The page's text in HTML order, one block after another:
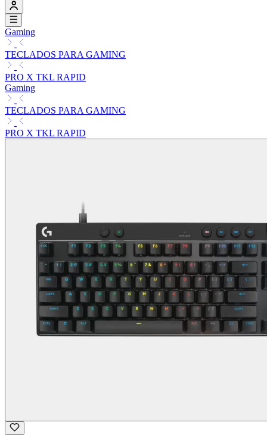
Gaming
TECLADOS PARA GAMING
PRO X TKL RAPID
Gaming
TECLADOS PARA GAMING
PRO X TKL RAPID